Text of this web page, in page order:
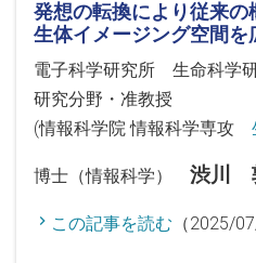
発想の転換により従来の
生体イメージング空間を
電子科学研究所 生命科学
研究分野・准教授
(情報科学院 情報科学専攻
博士（情報科学） 渋川
この記事を読む （2025/